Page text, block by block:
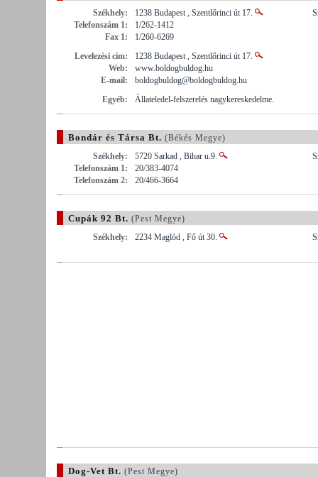
Székhely:
1238 Budapest , Szentlőrinci út 17.
Telefonszám 1:
1/262-1412
Fax 1:
1/260-6269
Levelezési cím:
1238 Budapest , Szentlőrinci út 17.
Web:
www.boldogbuldog.hu
E-mail:
boldogbuldog@boldogbuldog.hu
Egyéb:
Állateledel-felszerelés nagykereskedelme.
Bondár és Társa Bt. (Békés Megye)
Székhely:
5720 Sarkad , Bihar u.9.
Telefonszám 1:
20/383-4074
Telefonszám 2:
20/466-3664
Cupák 92 Bt. (Pest Megye)
Székhely:
2234 Maglód , Fő út 30.
Dog-Vet Bt. (Pest Megye)